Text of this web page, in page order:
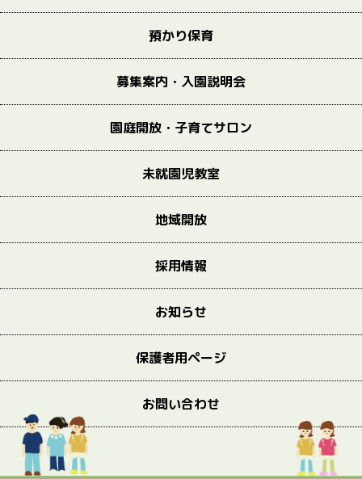
預かり保育
募集案内・入園説明会
園庭開放・子育てサロン
未就園児教室
地域開放
採用情報
お知らせ
保護者用ページ
お問い合わせ